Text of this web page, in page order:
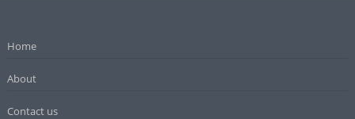
Home
About
Contact us